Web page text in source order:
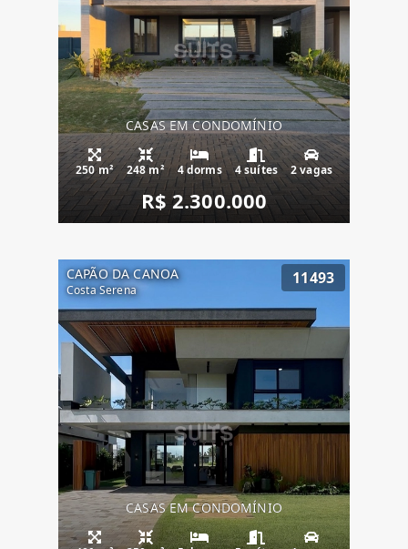
CASAS EM CONDOMÍNIO
250 m² 248 m² 4 dorms 4 suítes 2 vagas
R$ 2.300.000
CAPÃO DA CANOA
Costa Serena
11493
CASAS EM CONDOMÍNIO